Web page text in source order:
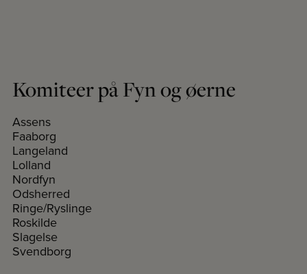
Komiteer på Fyn og øerne
Assens
Faaborg
Langeland
Lolland
Nordfyn
Odsherred
Ringe/Ryslinge
Roskilde
Slagelse
Svendborg